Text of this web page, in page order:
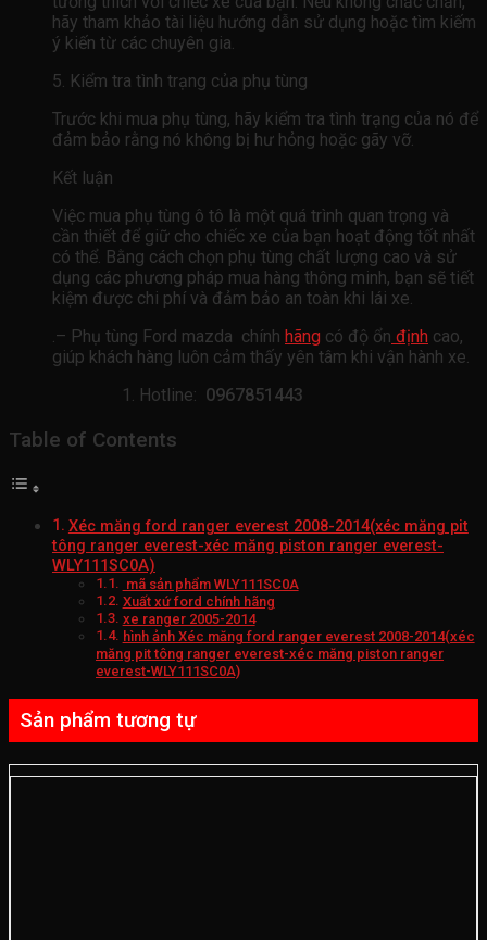
hãy tham khảo tài liệu hướng dẫn sử dụng hoặc tìm kiếm
ý kiến ​​từ các chuyên gia.
5. Kiểm tra tình trạng của phụ tùng
Trước khi mua phụ tùng, hãy kiểm tra tình trạng của nó để
đảm bảo rằng nó không bị hư hỏng hoặc gãy vỡ.
Kết luận
Việc mua phụ tùng ô tô là một quá trình quan trọng và
cần thiết để giữ cho chiếc xe của bạn hoạt động tốt nhất
có thể. Bằng cách chọn phụ tùng chất lượng cao và sử
dụng các phương pháp mua hàng thông minh, bạn sẽ tiết
kiệm được chi phí và đảm bảo an toàn khi lái xe.
.– Phụ tùng Ford mazda chính hãng có độ ổn định cao,
giúp khách hàng luôn cảm thấy yên tâm khi vận hành xe.
Hotline: 0967851443
Table of Contents
Xéc măng ford ranger everest 2008-2014(xéc măng pit
tông ranger everest-xéc măng piston ranger everest-
WLY111SC0A)
mã sản phẩm WLY111SC0A
Xuất xứ ford chính hãng
xe ranger 2005-2014
hình ảnh Xéc măng ford ranger everest 2008-2014(xéc
măng pit tông ranger everest-xéc măng piston ranger
everest-WLY111SC0A)
Sản phẩm tương tự